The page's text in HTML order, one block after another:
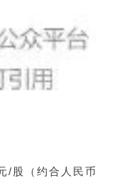
/股（约合人民币